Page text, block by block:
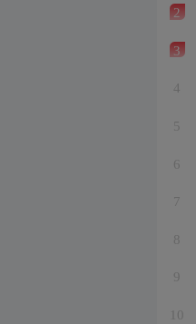
2
3
4
5
6
7
8
9
10